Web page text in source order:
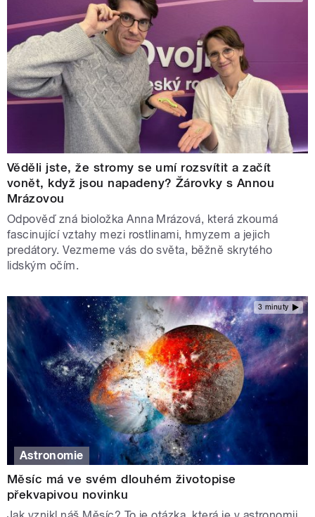
Věděli jste, že stromy se umí rozsvítit a začít
vonět, když jsou napadeny? Žárovky s Annou
Mrázovou
Odpověď zná bioložka Anna Mrázová, která zkoumá
fascinující vztahy mezi rostlinami, hmyzem a jejich
predátory. Vezmeme vás do světa, běžně skrytého
lidským očím.
3 minuty
Astronomie
Měsíc má ve svém dlouhém životopise
překvapivou novinku